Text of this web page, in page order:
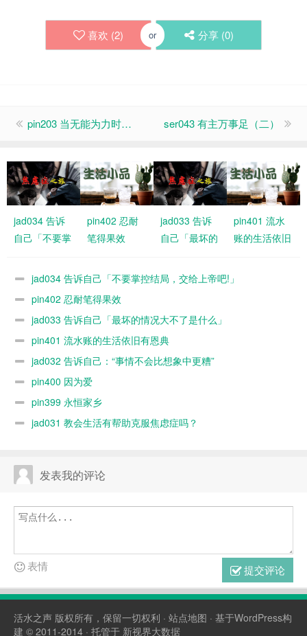
喜欢 (2) or 分享 (0)
pin203 当无能为力时… ser043 有主万事足（二）
jad034 告诉
自己「不要掌
上帝吧!」
pin402 忍耐
笔得果效
jad033 告诉
自己「最坏的
什么」
pin401 流水
账的生活依旧
jad034 告诉自己「不要掌控结局，交给上帝吧!」
pin402 忍耐笔得果效
jad033 告诉自己「最坏的情况大不了是什么」
pin401 流水账的生活依旧有恩典
jad032 告诉自己：“事情不会比想象中更糟”
pin400 因为爱
pin399 永恒家乡
jad031 教会生活有帮助克服焦虑症吗？
发表我的评论
提交评论
表情
活水之声 版权所有，保留一切权利 · 站点地图 · 基于WordPress构
建 © 2011-2014 · 托管于 新视界大数据